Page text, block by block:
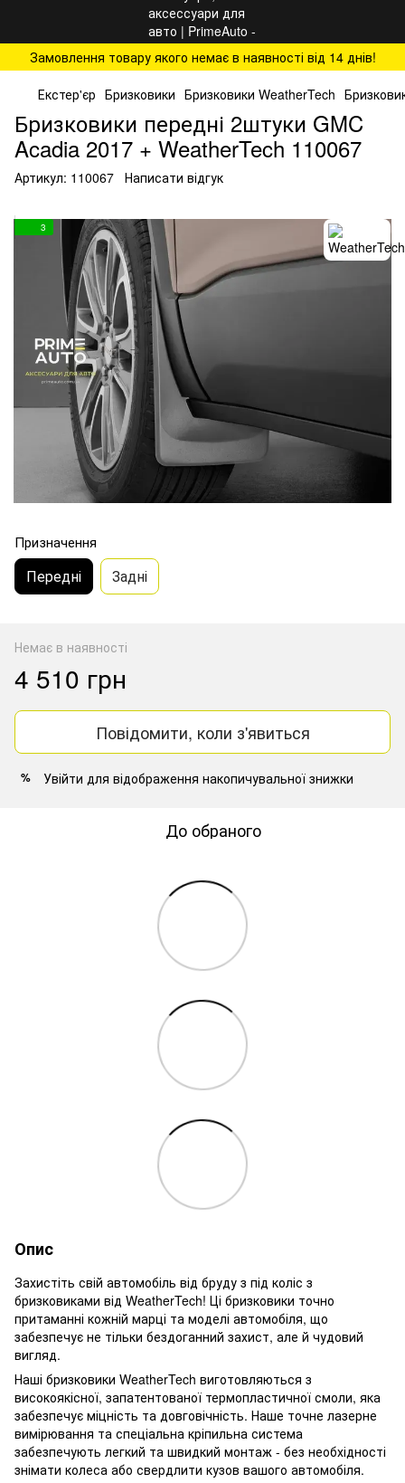
Замовлення товару якого немає в наявності від 14 днів!
Екстер'єр Бризковики Бризковики WeatherTech
Бризковики передні 2штуки GMC
Acadia 2017 + WeatherTech 110067
Артикул: 110067 Написати відгук
3
Призначення
Передні Задні
Немає в наявності
4 510 грн
Повідомити, коли з'явиться
% Увійти для відображення накопичувальної знижки
До обраного
Опис
Захистіть свій автомобіль від бруду з під коліс з
бризковиками від WeatherTech! Ці бризковики точно
притаманні кожній марці та моделі автомобіля, що
забезпечує не тільки бездоганний захист, але й чудовий
вигляд.
Наші бризковики WeatherTech виготовляються з
високоякісної, запатентованої термопластичної смоли, яка
забезпечує міцність та довговічність. Наше точне лазерне
вимірювання та спеціальна кріпильна система
забезпечують легкий та швидкий монтаж - без необхідності
знімати колеса або свердлити кузов вашого автомобіля.